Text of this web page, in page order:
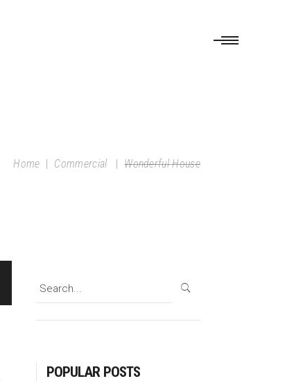
Home | Commercial |Wonderful House
Search
POPULAR POSTS